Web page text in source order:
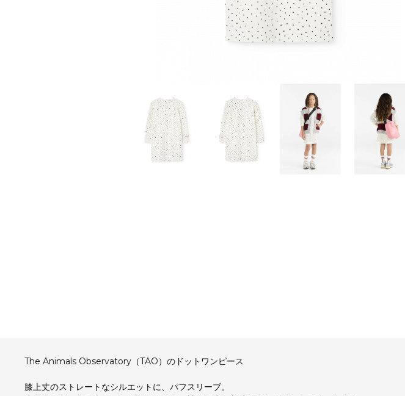
The Animals Observatory（TAO）のドットワンピース
膝上丈のストレートなシルエットに、パフスリーブ。